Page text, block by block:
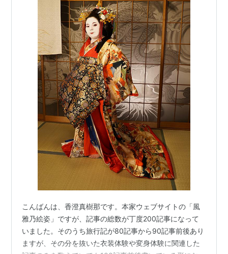
こんばんは、香澄真樹那です。本家ウェブサイトの「風
雅乃絵姿」ですが、記事の総数が丁度200記事になって
いました。そのうち旅行記が80記事から90記事前後あり
ますが、その分を抜いた衣装体験や変身体験に関連した